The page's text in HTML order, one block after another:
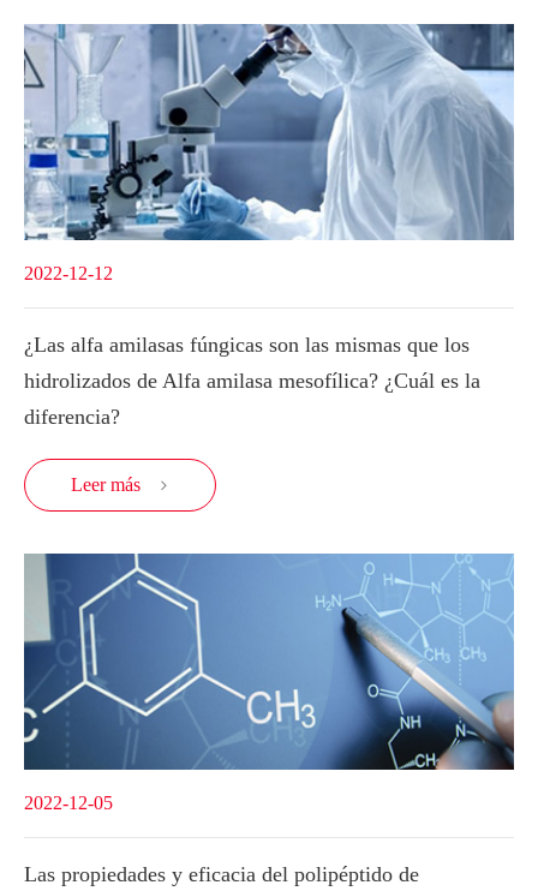
2022-12-12
¿Las alfa amilasas fúngicas son las mismas que los
hidrolizados de Alfa amilasa mesofílica? ¿Cuál es la
diferencia?
Leer más 
2022-12-05
Las propiedades y eficacia del polipéptido de